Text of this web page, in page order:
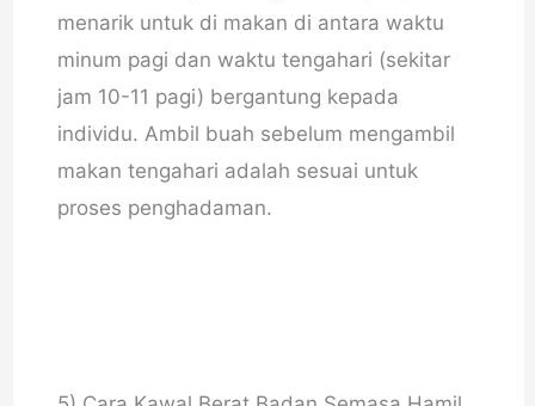
menarik untuk di makan di antara waktu
minum pagi dan waktu tengahari (sekitar
jam 10-11 pagi) bergantung kepada
individu. Ambil buah sebelum mengambil
makan tengahari adalah sesuai untuk
proses penghadaman.